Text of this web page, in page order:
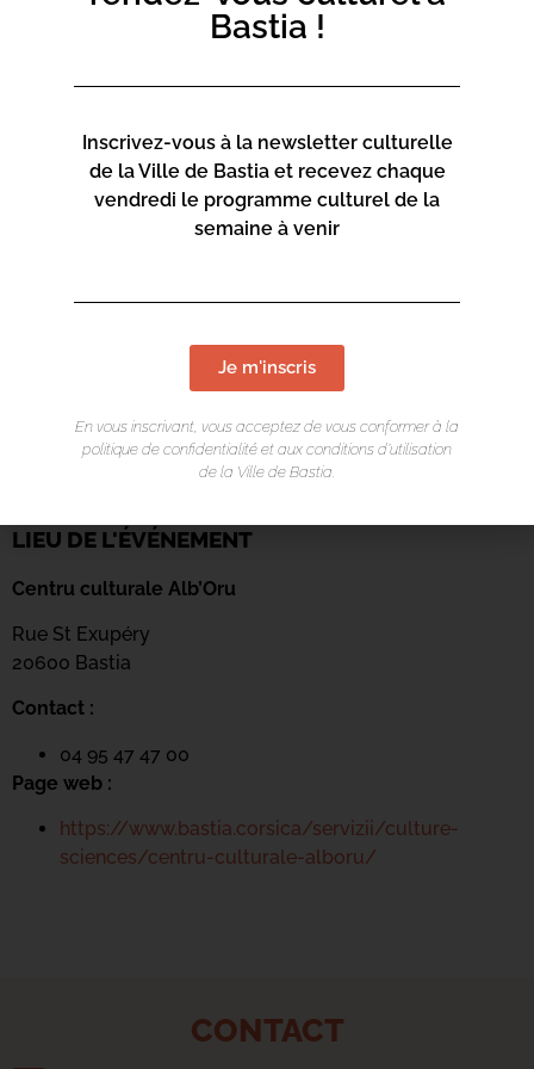
LIEU DE L'ÉVÉNEMENT
Centru culturale Alb’Oru
Rue St Exupéry
20600 Bastia
Contact :
04 95 47 47 00
Page web :
https://www.bastia.corsica/servizii/culture-
sciences/centru-culturale-alboru/
CONTACT
Bastia !
Inscrivez-vous à la newsletter culturelle
de la Ville de Bastia et recevez chaque
vendredi le programme culturel de la
semaine à venir
Je m'inscris
En vous inscrivant, vous acceptez de vous conformer à la
politique de confidentialité et aux conditions d’utilisation
de la Ville de Bastia.